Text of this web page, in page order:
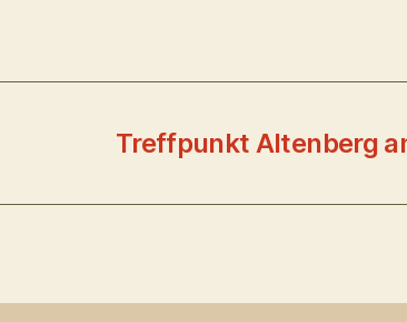
Treffpunkt Altenberg